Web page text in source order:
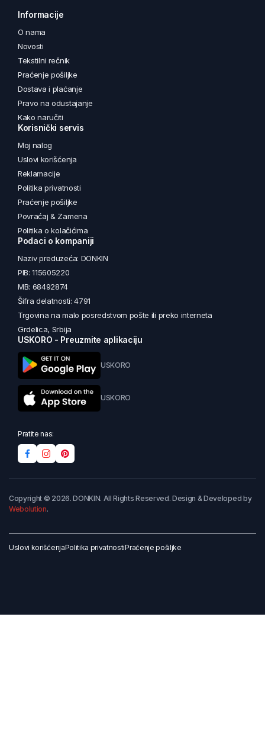
Informacije
O nama
Novosti
Tekstilni rečnik
Praćenje pošiljke
Dostava i plaćanje
Pravo na odustajanje
Kako naručiti
Korisnički servis
Moj nalog
Uslovi korišćenja
Reklamacije
Politika privatnosti
Praćenje pošiljke
Povraćaj & Zamena
Politika o kolačićima
Podaci o kompaniji
Naziv preduzeća: DONKIN
PIB: 115605220
MB: 68492874
Šifra delatnosti: 4791
Trgovina na malo posredstvom pošte ili preko interneta
Grdelica, Srbija
USKORO - Preuzmite aplikaciju
USKORO
USKORO
Pratite nas:
Copyright © 2026. DONKIN. All Rights Reserved. Design & Developed by
Webolution.
Uslovi korišćenjaPolitika privatnostiPraćenje pošiljke